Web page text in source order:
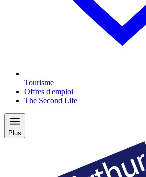
Tourisme
Offres d'emploi
The Second Life
Plus